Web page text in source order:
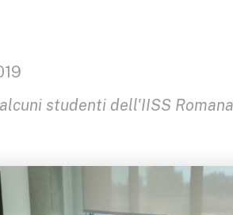
studenti dell'IISS